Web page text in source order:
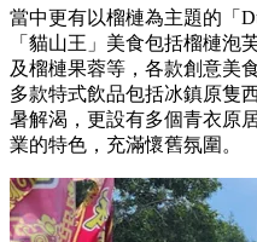
當中更有以榴槤為主題的「
「貓山王」美食包括榴槤泡
及榴槤果蓉等，各款創意美
多款特式飲品包括冰鎮原隻
暑解渴，更設有多個青衣原
業的特色，充滿懷舊氛圍。